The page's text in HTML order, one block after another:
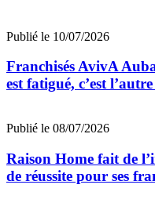
Publié le 10/07/2026
Franchisés AvivA
est fatigué, c’est
Publié le 08/07/2026
Raison Home fait de
de réussite pour ses